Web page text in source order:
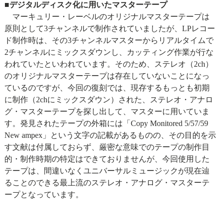
■デジタルディスク化に用いたマスターテープ
マーキュリー・レーベルのオリジナルマスターテープは
原則として3チャンネルで制作されていましたが、LPレコー
ド制作時は、その3チャンネルマスターからリアルタイムで
2チャンネルにミックスダウンし、カッティング作業が行な
われていたといわれています。そのため、ステレオ（2ch）
のオリジナルマスターテープは存在していないことになっ
ているのですが、今回の復刻では、現存するもっとも初期
に制作（2chにミックスダウン）された、ステレオ・アナロ
グ・マスターテープを探し出して、マスターに用いていま
す。発見されたテープの外箱には「Copy Monitored 5/57/59
New ampex」という文字の記載があるものの、その目的を示
す文献は付属しておらず、厳密な意味でのテープの制作目
的・制作時期の特定はできておりませんが、今回使用した
テープは、間違いなくユニバーサルミュージックが現在辿
ることのできる最上流のステレオ・アナログ・マスターテ
ープとなっています。